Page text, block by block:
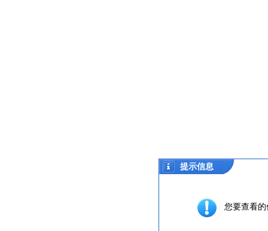
提示信息
您要查看